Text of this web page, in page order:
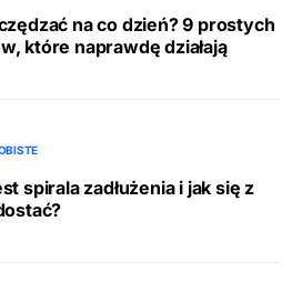
na co dzień? 9 prostych
które naprawdę działają
spirala zadłużenia i jak się z